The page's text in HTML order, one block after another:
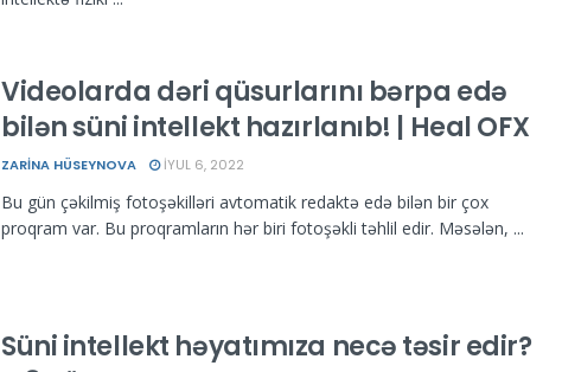
Videolarda dəri qüsurlarını bərpa edə
bilən süni intellekt hazırlanıb! | Heal OFX
ZARINA HÜSEYNOVA İYUL 6, 2022
Bu gün çəkilmiş fotoşəkilləri avtomatik redaktə edə bilən bir çox
proqram var. Bu proqramların hər biri fotoşəkli təhlil edir. Məsələn, ...
Süni intellekt həyatımıza necə təsir edir?